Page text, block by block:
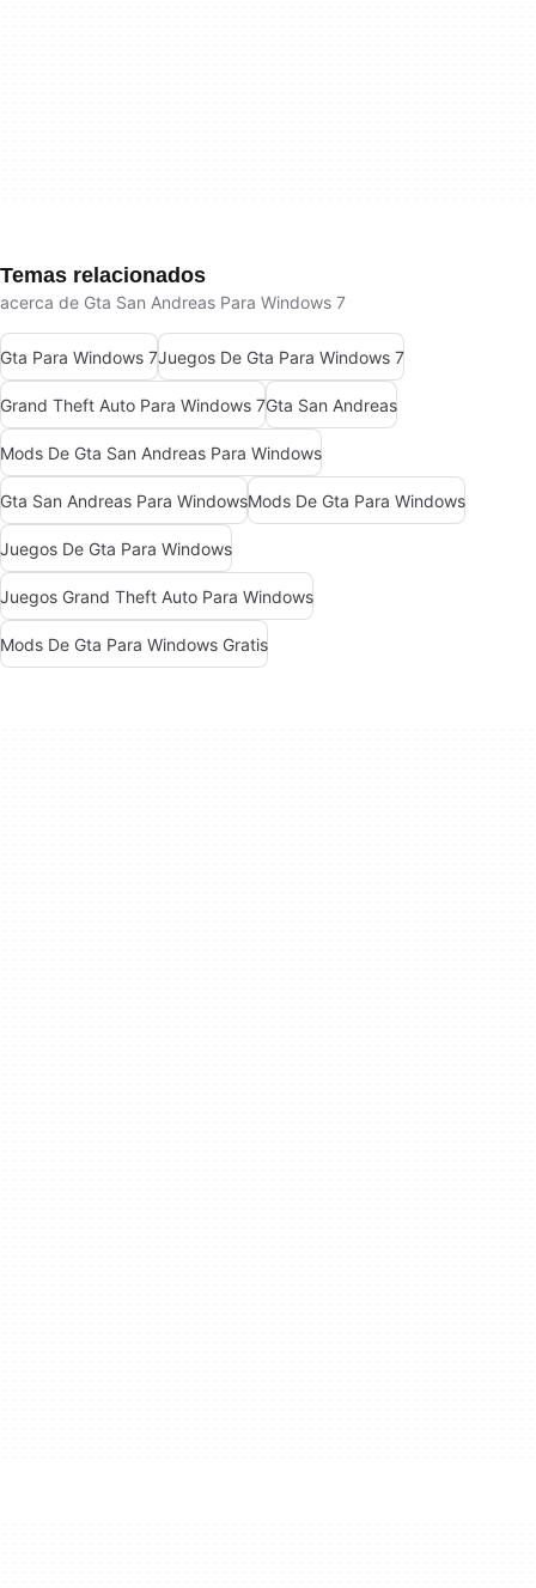
Temas relacionados
acerca de Gta San Andreas Para Windows 7
Gta Para Windows 7Juegos De Gta Para Windows 7
Grand Theft Auto Para Windows 7Gta San Andreas
Mods De Gta San Andreas Para Windows
Gta San Andreas Para WindowsMods De Gta Para Windows
Juegos De Gta Para Windows
Juegos Grand Theft Auto Para Windows
Mods De Gta Para Windows Gratis